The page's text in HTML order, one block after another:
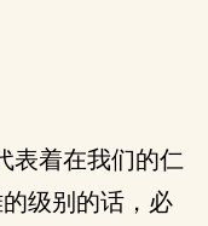
表着在我们的仁
级别的话，必